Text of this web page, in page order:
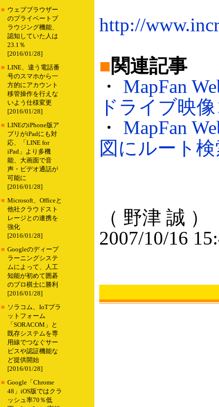
■ ウェブブラウザー
のプライベートブ
ラウジング機能、
認知していた人は
23.1％
[2016/01/28]
■ LINE、違う電話番
号のスマホから一
方的にアカウント
移管操作を行えな
いよう仕様変更
[2016/01/28]
■ LINEのiPhone版ア
プリがiPadにも対
応、「LINE for
iPad」より多機
能、大画面で音
声・ビデオ通話が
可能に
[2016/01/28]
■ Microsoft、Officeと
他社クラウドスト
レージとの連携を
強化
[2016/01/28]
■ Googleのディープ
ラーニングシステ
ムによって、人工
知能が初めて囲碁
のプロ棋士に勝利
[2016/01/28]
■ ソラコム、IoTプラ
ットフォーム
「SORACOM」と
既存システムを専
用線でつなぐサー
ビスや認証機能な
ど提供開始
[2016/01/28]
■ Google「Chrome
48」iOS版ではクラ
ッシュ率70％低
http://
■関連記事
・ MapFan
ドライブ映
・ MapFan
図にルート
（ 野津 誠 ）
2007/10/16